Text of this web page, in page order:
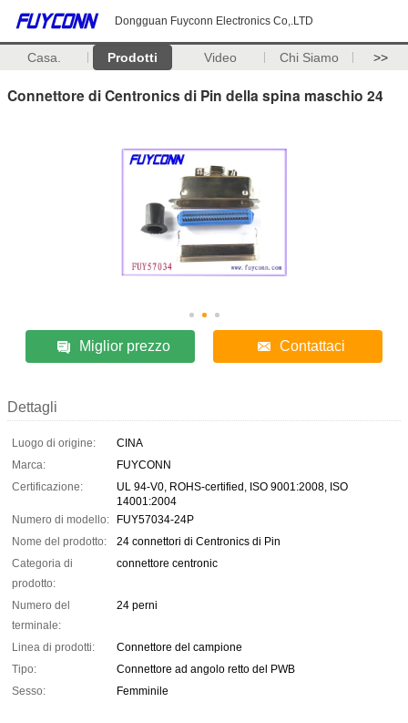
Dongguan Fuyconn Electronics Co,.LTD
Casa. Prodotti Video Chi Siamo >>
Connettore di Centronics di Pin della spina maschio 24
Miglior prezzo Contattaci
Dettagli
Luogo di origine:
CINA
Marca:
FUYCONN
Certificazione:
UL 94-V0, ROHS-certified, ISO 9001:2008, ISO
14001:2004
Numero di modello:
FUY57034-24P
Nome del prodotto:
24 connettori di Centronics di Pin
Categoria di
prodotto:
connettore centronic
Numero del
terminale:
24 perni
Linea di prodotti:
Connettore del campione
Tipo:
Connettore ad angolo retto del PWB
Sesso:
Femminile